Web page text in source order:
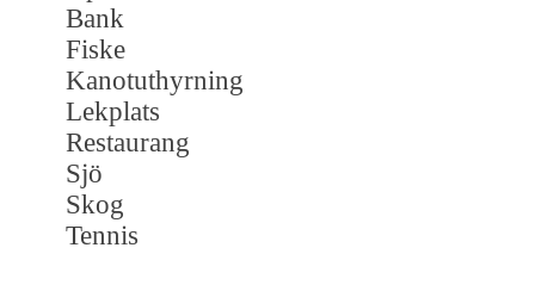
Bank
Fiske
Kanotuthyrning
Lekplats
Restaurang
Sjö
Skog
Tennis